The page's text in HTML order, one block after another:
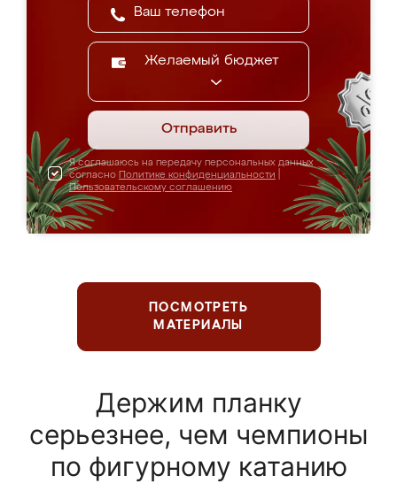
Желаемый бюджет
Отправить
Я соглашаюсь на передачу персональных данных
согласно Политике конфиденциальности
Пользовательскому соглашению
ПОСМОТРЕТЬ
МАТЕРИАЛЫ
Держим планку
серьезнее, чем чемпионы
по фигурному катанию